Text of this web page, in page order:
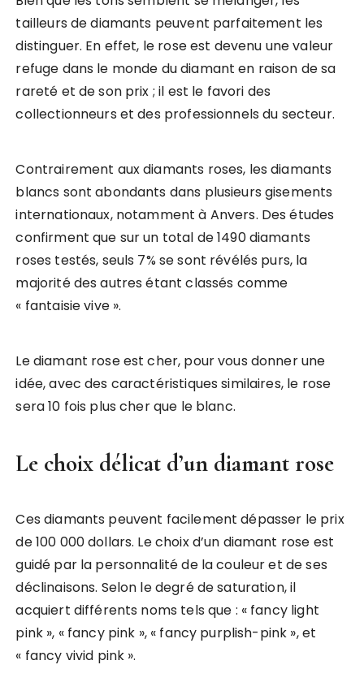
tailleurs de diamants peuvent parfaitement les
distinguer. En effet, le rose est devenu une valeur
refuge dans le monde du diamant en raison de sa
rareté et de son prix ; il est le favori des
collectionneurs et des professionnels du secteur.
Contrairement aux diamants roses, les diamants
blancs sont abondants dans plusieurs gisements
internationaux, notamment à Anvers. Des études
confirment que sur un total de 1490 diamants
roses testés, seuls 7% se sont révélés purs, la
majorité des autres étant classés comme
« fantaisie vive ».
Le diamant rose est cher, pour vous donner une
idée, avec des caractéristiques similaires, le rose
sera 10 fois plus cher que le blanc.
Le choix délicat d’un diamant rose
Ces diamants peuvent facilement dépasser le prix
de 100 000 dollars. Le choix d’un diamant rose est
guidé par la personnalité de la couleur et de ses
déclinaisons. Selon le degré de saturation, il
acquiert différents noms tels que : « fancy light
pink », « fancy pink », « fancy purplish-pink », et
« fancy vivid pink ».